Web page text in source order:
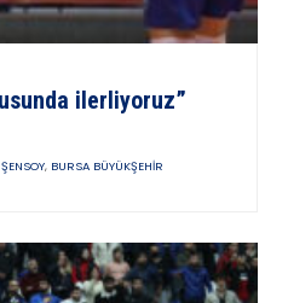
ilerliyoruz”
, BURSA BÜYÜKŞEHIR